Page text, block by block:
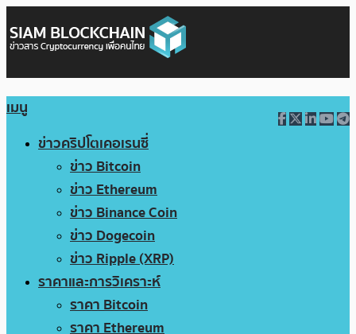
เมนู
ข่าวคริปโตเคอเรนซี่
ข่าว Bitcoin
ข่าว Ethereum
ข่าว Binance Coin
ข่าว Dogecoin
ข่าว Ripple (XRP)
ราคาและการวิเคราะห์
ราคา Bitcoin
ราคา Ethereum